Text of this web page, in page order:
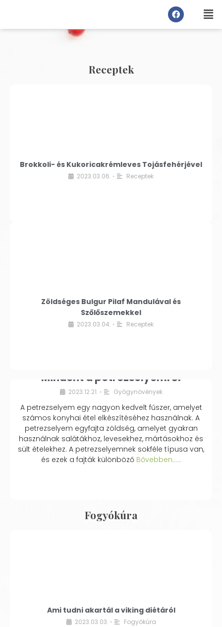
Receptek
Brokkoli- és Kukoricakrémleves Tojásfehérjével
2023.03.06. • Receptek
Zöldséges Bulgur Pilaf Mandulával és
Szőlőszemekkel
2023.03.04. • Receptek
Mindent a petrezselyemről
2023.12.21. • Gyógynövények
A petrezselyem egy nagyon kedvelt fűszer, amelyet
számos konyhai étel elkészítéséhez használnak. A
petrezselyem egyfajta zöldség, amelyet gyakran
használnak salátákhoz, levesekhez, mártásokhoz és
sült ételekhez. A petrezselyemnek sokféle típusa van,
és ezek a fajták különbözőBővebben...…
Fogyókúra
Ami tudni akartál a viking diétáról
2023.03.03. • Fogyókúra